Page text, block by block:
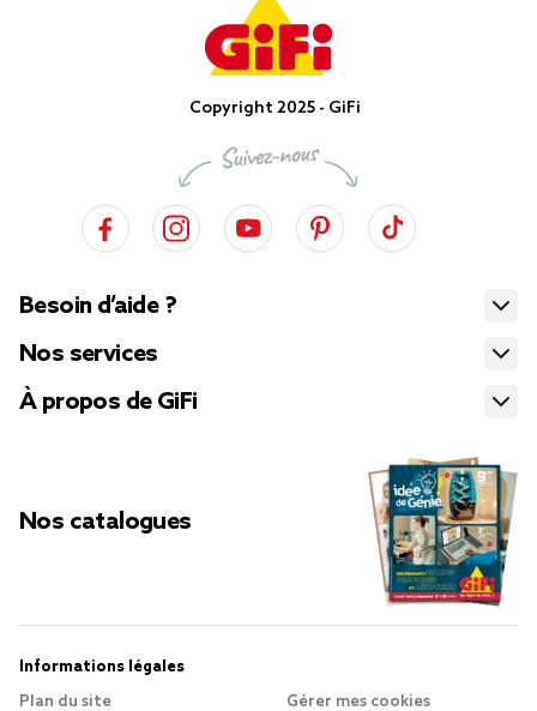
Copyright 2025 - GiFi
Besoin d’aide ?
Nos services
À propos de GiFi
Nos catalogues
Informations légales
Plan du site
Gérer mes cookies